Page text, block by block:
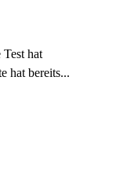
hat
hat bereits...